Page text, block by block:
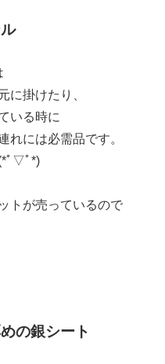
に掛けたり、
いる時に
れには必需品です。
ﾟ▽ﾟ*)
トが売っているので
の銀シート